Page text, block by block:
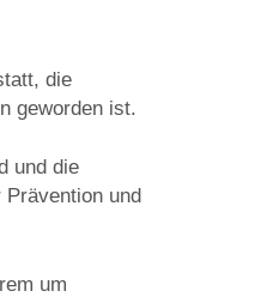
die
geworden ist.
und die
Prävention und
um